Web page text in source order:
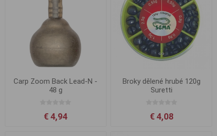
Carp Zoom Back Lead-N -
48 g
€ 4,94
Broky dělené hrubé 120g
Suretti
€ 4,08